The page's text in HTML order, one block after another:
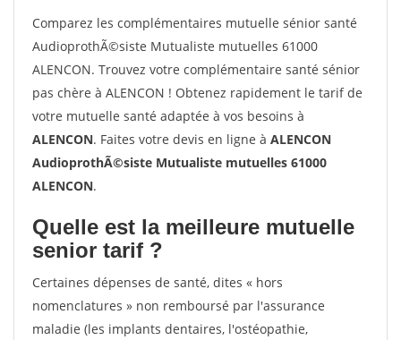
Comparez les complémentaires mutuelle sénior santé
AudioprothÃ©siste Mutualiste mutuelles 61000
ALENCON. Trouvez votre complémentaire santé sénior
pas chère à ALENCON ! Obtenez rapidement le tarif de
votre mutuelle santé adaptée à vos besoins à
ALENCON. Faites votre devis en ligne à ALENCON
AudioprothÃ©siste Mutualiste mutuelles 61000
ALENCON.
Quelle est la meilleure mutuelle
senior tarif ?
Certaines dépenses de santé, dites « hors
nomenclatures » non remboursé par l'assurance
maladie (les implants dentaires, l'ostéopathie,